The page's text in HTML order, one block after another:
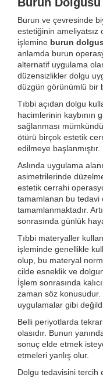
Burun ve çevresinde
estetiğinin ameliyatsız
işlemine burun
anlamda burun
alternatif uygulama
düzensizlikler dolgu
düzgün görünümlü bir
Tıbbi açıdan dolgu
hacimlerinin kaybının
sağlanması
ötürü birçok estetik
edilmeye başlanmıştır.
Aslında uygulama
asimetrilerinde
estetik cerrahi
tamamlanan bu tedavi
tamamlanmaktadır.
sonrasında günlük
Tıbbi materyaller
işleminde genellikle
olup, bu materyal
cilde esneklik ve
İşlem sonrasında
zaman söz konusudur.
uygulamalar gibi
Belli periyotlarda
olasıdır. Bunun
sonuç elde etmek
etmeleri yanlış olur.
Dolgu tedavisini tercih